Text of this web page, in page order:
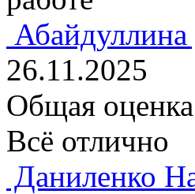
26.11.2025
Общая
Всё отлично
Даниленко